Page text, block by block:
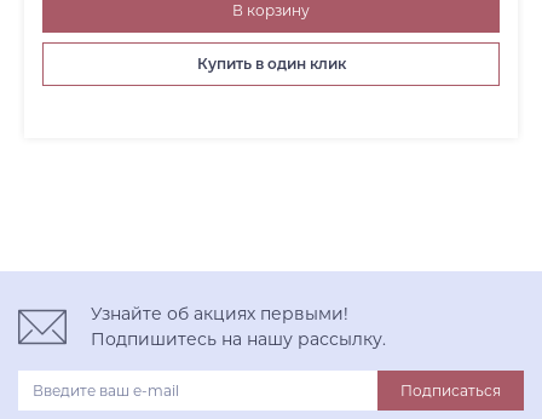
В корзину
Купить в один клик
Узнайте об акциях первыми!
Подпишитесь на нашу рассылку.
Подписаться